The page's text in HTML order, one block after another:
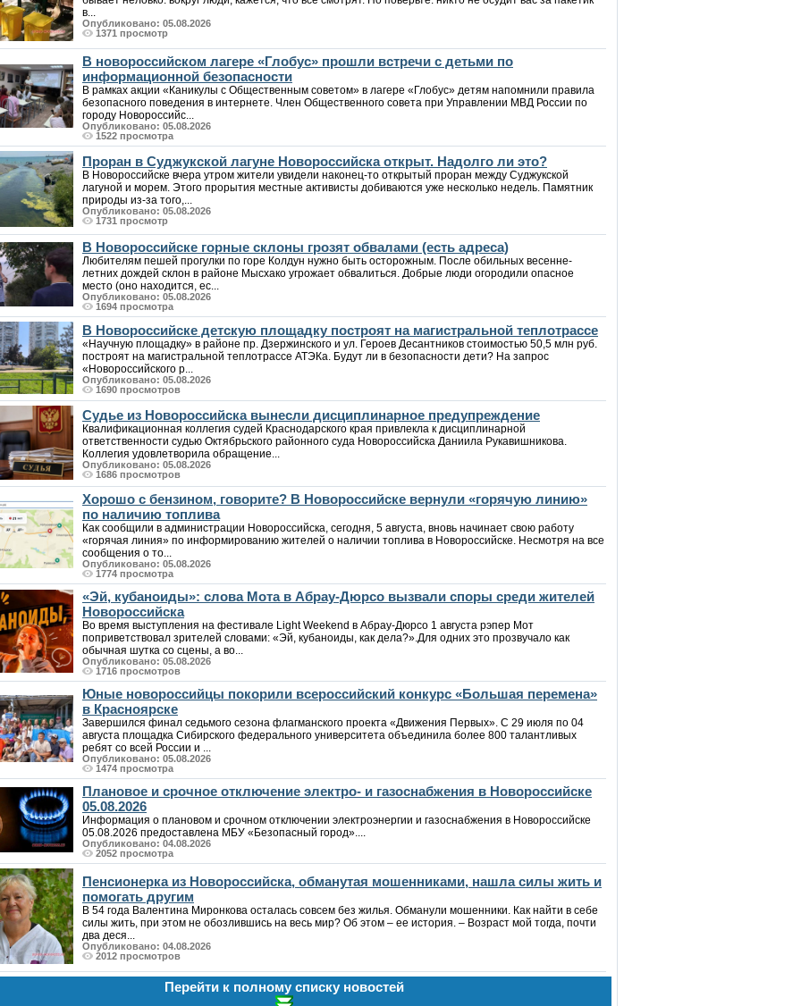
в...
Опубликовано: 05.08.2026
1371 просмотр
В новороссийском лагере «Глобус» прошли встречи с детьми по
информационной безопасности
В рамках акции «Каникулы с Общественным советом» в лагере «Глобус» детям напомнили правила
безопасного поведения в интернете. Член Общественного совета при Управлении МВД России по
городу Новороссийс...
Опубликовано: 05.08.2026
1522 просмотра
Проран в Суджукской лагуне Новороссийска открыт. Надолго ли это?
В Новороссийске вчера утром жители увидели наконец-то открытый проран между Суджукской
лагуной и морем. Этого прорытия местные активисты добиваются уже несколько недель. Памятник
природы из-за того,...
Опубликовано: 05.08.2026
1731 просмотр
В Новороссийске горные склоны грозят обвалами (есть адреса)
Любителям пешей прогулки по горе Колдун нужно быть осторожным. После обильных весенне-
летних дождей склон в районе Мысхако угрожает обвалиться. Добрые люди огородили опасное
место (оно находится, ес...
Опубликовано: 05.08.2026
1694 просмотра
В Новороссийске детскую площадку построят на магистральной теплотрассе
«Научную площадку» в районе пр. Дзержинского и ул. Героев Десантников стоимостью 50,5 млн руб.
построят на магистральной теплотрассе АТЭКа. Будут ли в безопасности дети? На запрос
«Новороссийского р...
Опубликовано: 05.08.2026
1690 просмотров
Судье из Новороссийска вынесли дисциплинарное предупреждение
Квалификационная коллегия судей Краснодарского края привлекла к дисциплинарной
ответственности судью Октябрьского районного суда Новороссийска Даниила Рукавишникова.
Коллегия удовлетворила обращение...
Опубликовано: 05.08.2026
1686 просмотров
Хорошо с бензином, говорите? В Новороссийске вернули «горячую линию»
по наличию топлива
Как сообщили в администрации Новороссийска, сегодня, 5 августа, вновь начинает свою работу
«горячая линия» по информированию жителей о наличии топлива в Новороссийске. Несмотря на все
сообщения о то...
Опубликовано: 05.08.2026
1774 просмотра
«Эй, кубаноиды»: слова Мота в Абрау-Дюрсо вызвали споры среди жителей
Новороссийска
Во время выступления на фестивале Light Weekend в Абрау-Дюрсо 1 августа рэпер Мот
поприветствовал зрителей словами: «Эй, кубаноиды, как дела?».Для одних это прозвучало как
обычная шутка со сцены, а во...
Опубликовано: 05.08.2026
1716 просмотров
Юные новороссийцы покорили всероссийский конкурс «Большая перемена»
в Красноярске
Завершился финал седьмого сезона флагманского проекта «Движения Первых». С 29 июля по 04
августа площадка Сибирского федерального университета объединила более 800 талантливых
ребят со всей России и ...
Опубликовано: 05.08.2026
1474 просмотра
Плановое и срочное отключение электро- и газоснабжения в Новороссийске
05.08.2026
Информация о плановом и срочном отключении электроэнергии и газоснабжения в Новороссийске
05.08.2026 предоставлена МБУ «Безопасный город»....
Опубликовано: 04.08.2026
2052 просмотра
Пенсионерка из Новороссийска, обманутая мошенниками, нашла силы жить и
помогать другим
В 54 года Валентина Миронкова осталась совсем без жилья. Обманули мошенники. Как найти в себе
силы жить, при этом не обозлившись на весь мир? Об этом – ее история. – Возраст мой тогда, почти
два деся...
Опубликовано: 04.08.2026
2012 просмотров
Перейти к полному списку новостей